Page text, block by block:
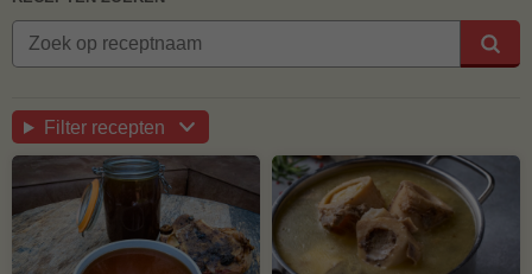
Filter recepten